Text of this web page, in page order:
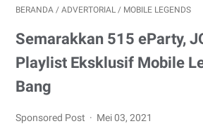
BERANDA / ADVERTORIAL / MOBILE LEGENDS
Semarakkan 515 eParty,
Playlist Eksklusif Mobile
Bang
Sponsored Post Mei 03, 2021